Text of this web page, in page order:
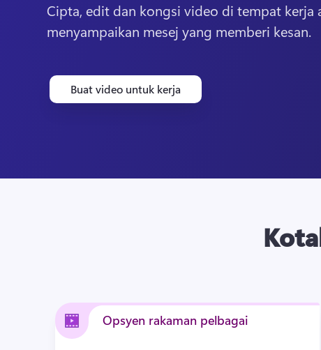
Daftar masuk
Cipta, edit dan kongsi video di tempat kerja
menyampaikan mesej yang memberi kesan.
Buat video untuk kerja
Opsyen rakaman pelbagai